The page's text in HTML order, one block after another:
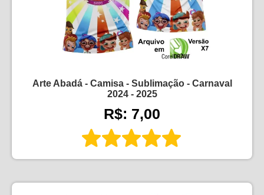
Arte Abadá - Camisa - Sublimação - Carnaval
2024 - 2025
R$: 7,00